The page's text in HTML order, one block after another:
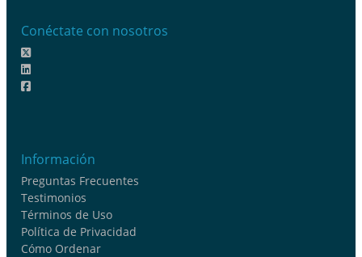
Conéctate con nosotros
Información
Preguntas Frecuentes
Testimonios
Términos de Uso
Política de Privacidad
Cómo Ordenar